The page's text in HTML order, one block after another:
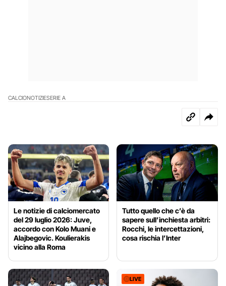
CALCIONOTIZIESERIE A
Le notizie di calciomercato
del 29 luglio 2026: Juve,
accordo con Kolo Muani e
Alajbegovic. Koulierakis
vicino alla Roma
Tutto quello che c’è da
sapere sull’inchiesta arbitri:
Rocchi, le intercettazioni,
cosa rischia l’Inter
LIVE